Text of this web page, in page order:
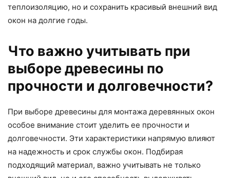
теплоизоляцию, но и сохранить красивый внешний вид
окон на долгие годы.
Что важно учитывать при
выборе древесины по
прочности и долговечности?
При выборе древесины для монтажа деревянных окон
особое внимание стоит уделить ее прочности и
долговечности. Эти характеристики напрямую влияют
на надежность и срок службы окон. Подбирая
подходящий материал, важно учитывать не только